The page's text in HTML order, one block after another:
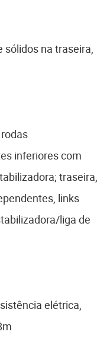
sólidos na traseira,
inferiores com
traseira,
links
liga de
elétrica,